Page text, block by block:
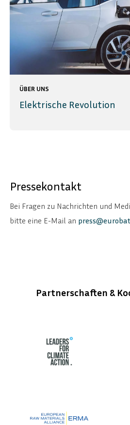
ÜBER UNS
Elektrische Revolution
Pressekontakt
Bei Fragen zu Nachrichten und
bitte eine E-Mail an
Partnerschaften &